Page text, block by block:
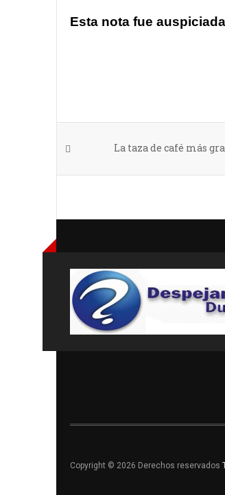
Esta nota fue
La taza de café más
Copyright © 2026 Derechos reservados